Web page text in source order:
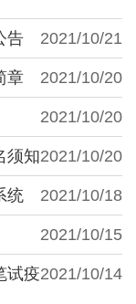
2021/10/21
告
2021/10/20
章
2021/10/20
2021/10/20
须知
2021/10/18
统
2021/10/15
2021/10/14
试疫